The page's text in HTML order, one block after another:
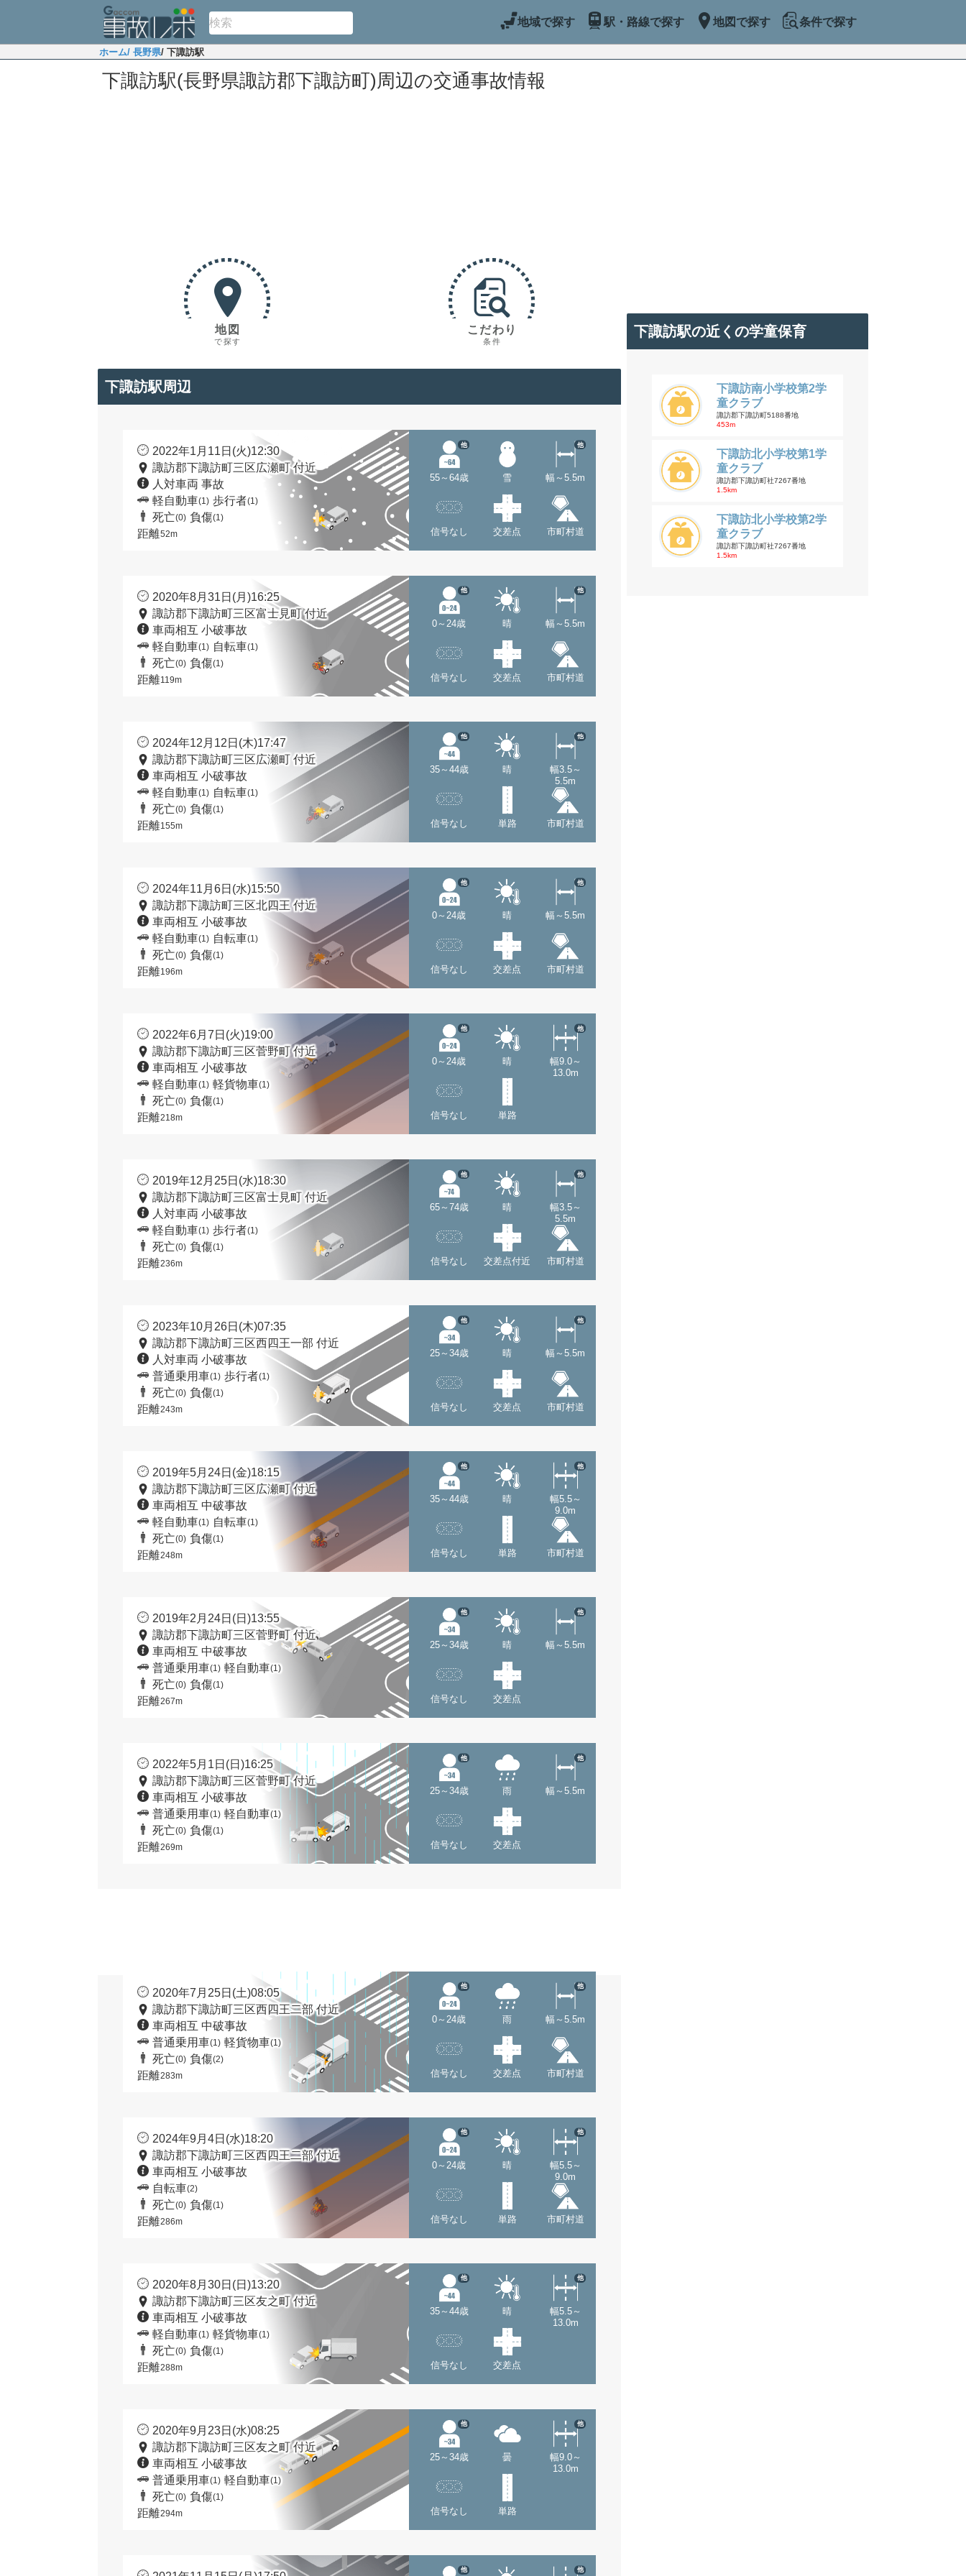
地域で探す 駅・路線で探す 地図で探す 条件で探す
ホーム/ 長野県/ 下諏訪駅
下諏訪駅(長野県諏訪郡下諏訪町)周辺の交通事故情報
地図
で探す
こだわり
条件
下諏訪駅周辺
2022年1月11日(火)12:30
諏訪郡下諏訪町三区広瀬町 付近
人対車両 事故
軽自動車(1) 歩行者(1)
死亡(0) 負傷(1)
距離52m
55～64歳
他
雪 幅～5.5m
他
信号なし 交差点 市町村道
2020年8月31日(月)16:25
諏訪郡下諏訪町三区富士見町 付近
車両相互 小破事故
軽自動車(1) 自転車(1)
死亡(0) 負傷(1)
距離119m
0～24歳
他
晴 幅～5.5m
他
信号なし 交差点 市町村道
2024年12月12日(木)17:47
諏訪郡下諏訪町三区広瀬町 付近
車両相互 小破事故
軽自動車(1) 自転車(1)
死亡(0) 負傷(1)
距離155m
35～44歳
他
晴
幅3.5～
5.5m
他
信号なし 単路 市町村道
2024年11月6日(水)15:50
諏訪郡下諏訪町三区北四王 付近
車両相互 小破事故
軽自動車(1) 自転車(1)
死亡(0) 負傷(1)
距離196m
0～24歳
他
晴 幅～5.5m
他
信号なし 交差点 市町村道
2022年6月7日(火)19:00
諏訪郡下諏訪町三区菅野町 付近
車両相互 小破事故
軽自動車(1) 軽貨物車(1)
死亡(0) 負傷(1)
距離218m
0～24歳
他
晴
幅9.0～
13.0m
他
信号なし 単路
2019年12月25日(水)18:30
諏訪郡下諏訪町三区富士見町 付近
人対車両 小破事故
軽自動車(1) 歩行者(1)
死亡(0) 負傷(1)
距離236m
65～74歳
他
晴
幅3.5～
5.5m
他
信号なし 交差点付近 市町村道
2023年10月26日(木)07:35
諏訪郡下諏訪町三区西四王一部 付近
人対車両 小破事故
普通乗用車(1) 歩行者(1)
死亡(0) 負傷(1)
距離243m
25～34歳
他
晴 幅～5.5m
他
信号なし 交差点 市町村道
2019年5月24日(金)18:15
諏訪郡下諏訪町三区広瀬町 付近
車両相互 中破事故
軽自動車(1) 自転車(1)
死亡(0) 負傷(1)
距離248m
35～44歳
他
晴
幅5.5～
9.0m
他
信号なし 単路 市町村道
2019年2月24日(日)13:55
諏訪郡下諏訪町三区菅野町 付近
車両相互 中破事故
普通乗用車(1) 軽自動車(1)
死亡(0) 負傷(1)
距離267m
25～34歳
他
晴 幅～5.5m
他
信号なし 交差点
2022年5月1日(日)16:25
諏訪郡下諏訪町三区菅野町 付近
車両相互 小破事故
普通乗用車(1) 軽自動車(1)
死亡(0) 負傷(1)
距離269m
25～34歳
他
雨 幅～5.5m
他
信号なし 交差点
2020年7月25日(土)08:05
諏訪郡下諏訪町三区西四王二部 付近
車両相互 中破事故
普通乗用車(1) 軽貨物車(1)
死亡(0) 負傷(2)
距離283m
0～24歳
他
雨 幅～5.5m
他
信号なし 交差点 市町村道
2024年9月4日(水)18:20
諏訪郡下諏訪町三区西四王二部 付近
車両相互 小破事故
自転車(2)
死亡(0) 負傷(1)
距離286m
0～24歳
他
晴
幅5.5～
9.0m
他
信号なし 単路 市町村道
2020年8月30日(日)13:20
諏訪郡下諏訪町三区友之町 付近
車両相互 小破事故
軽自動車(1) 軽貨物車(1)
死亡(0) 負傷(1)
距離288m
35～44歳
他
晴
幅5.5～
13.0m
他
信号なし 交差点
2020年9月23日(水)08:25
諏訪郡下諏訪町三区友之町 付近
車両相互 小破事故
普通乗用車(1) 軽自動車(1)
死亡(0) 負傷(1)
距離294m
25～34歳
他
曇
幅9.0～
13.0m
他
信号なし 単路
他 他
下諏訪駅の近くの学童保育
下諏訪南小学校第2学
童クラブ
諏訪郡下諏訪町5188番地
453m
下諏訪北小学校第1学
童クラブ
諏訪郡下諏訪町社7267番地
1.5km
下諏訪北小学校第2学
童クラブ
諏訪郡下諏訪町社7267番地
1.5km